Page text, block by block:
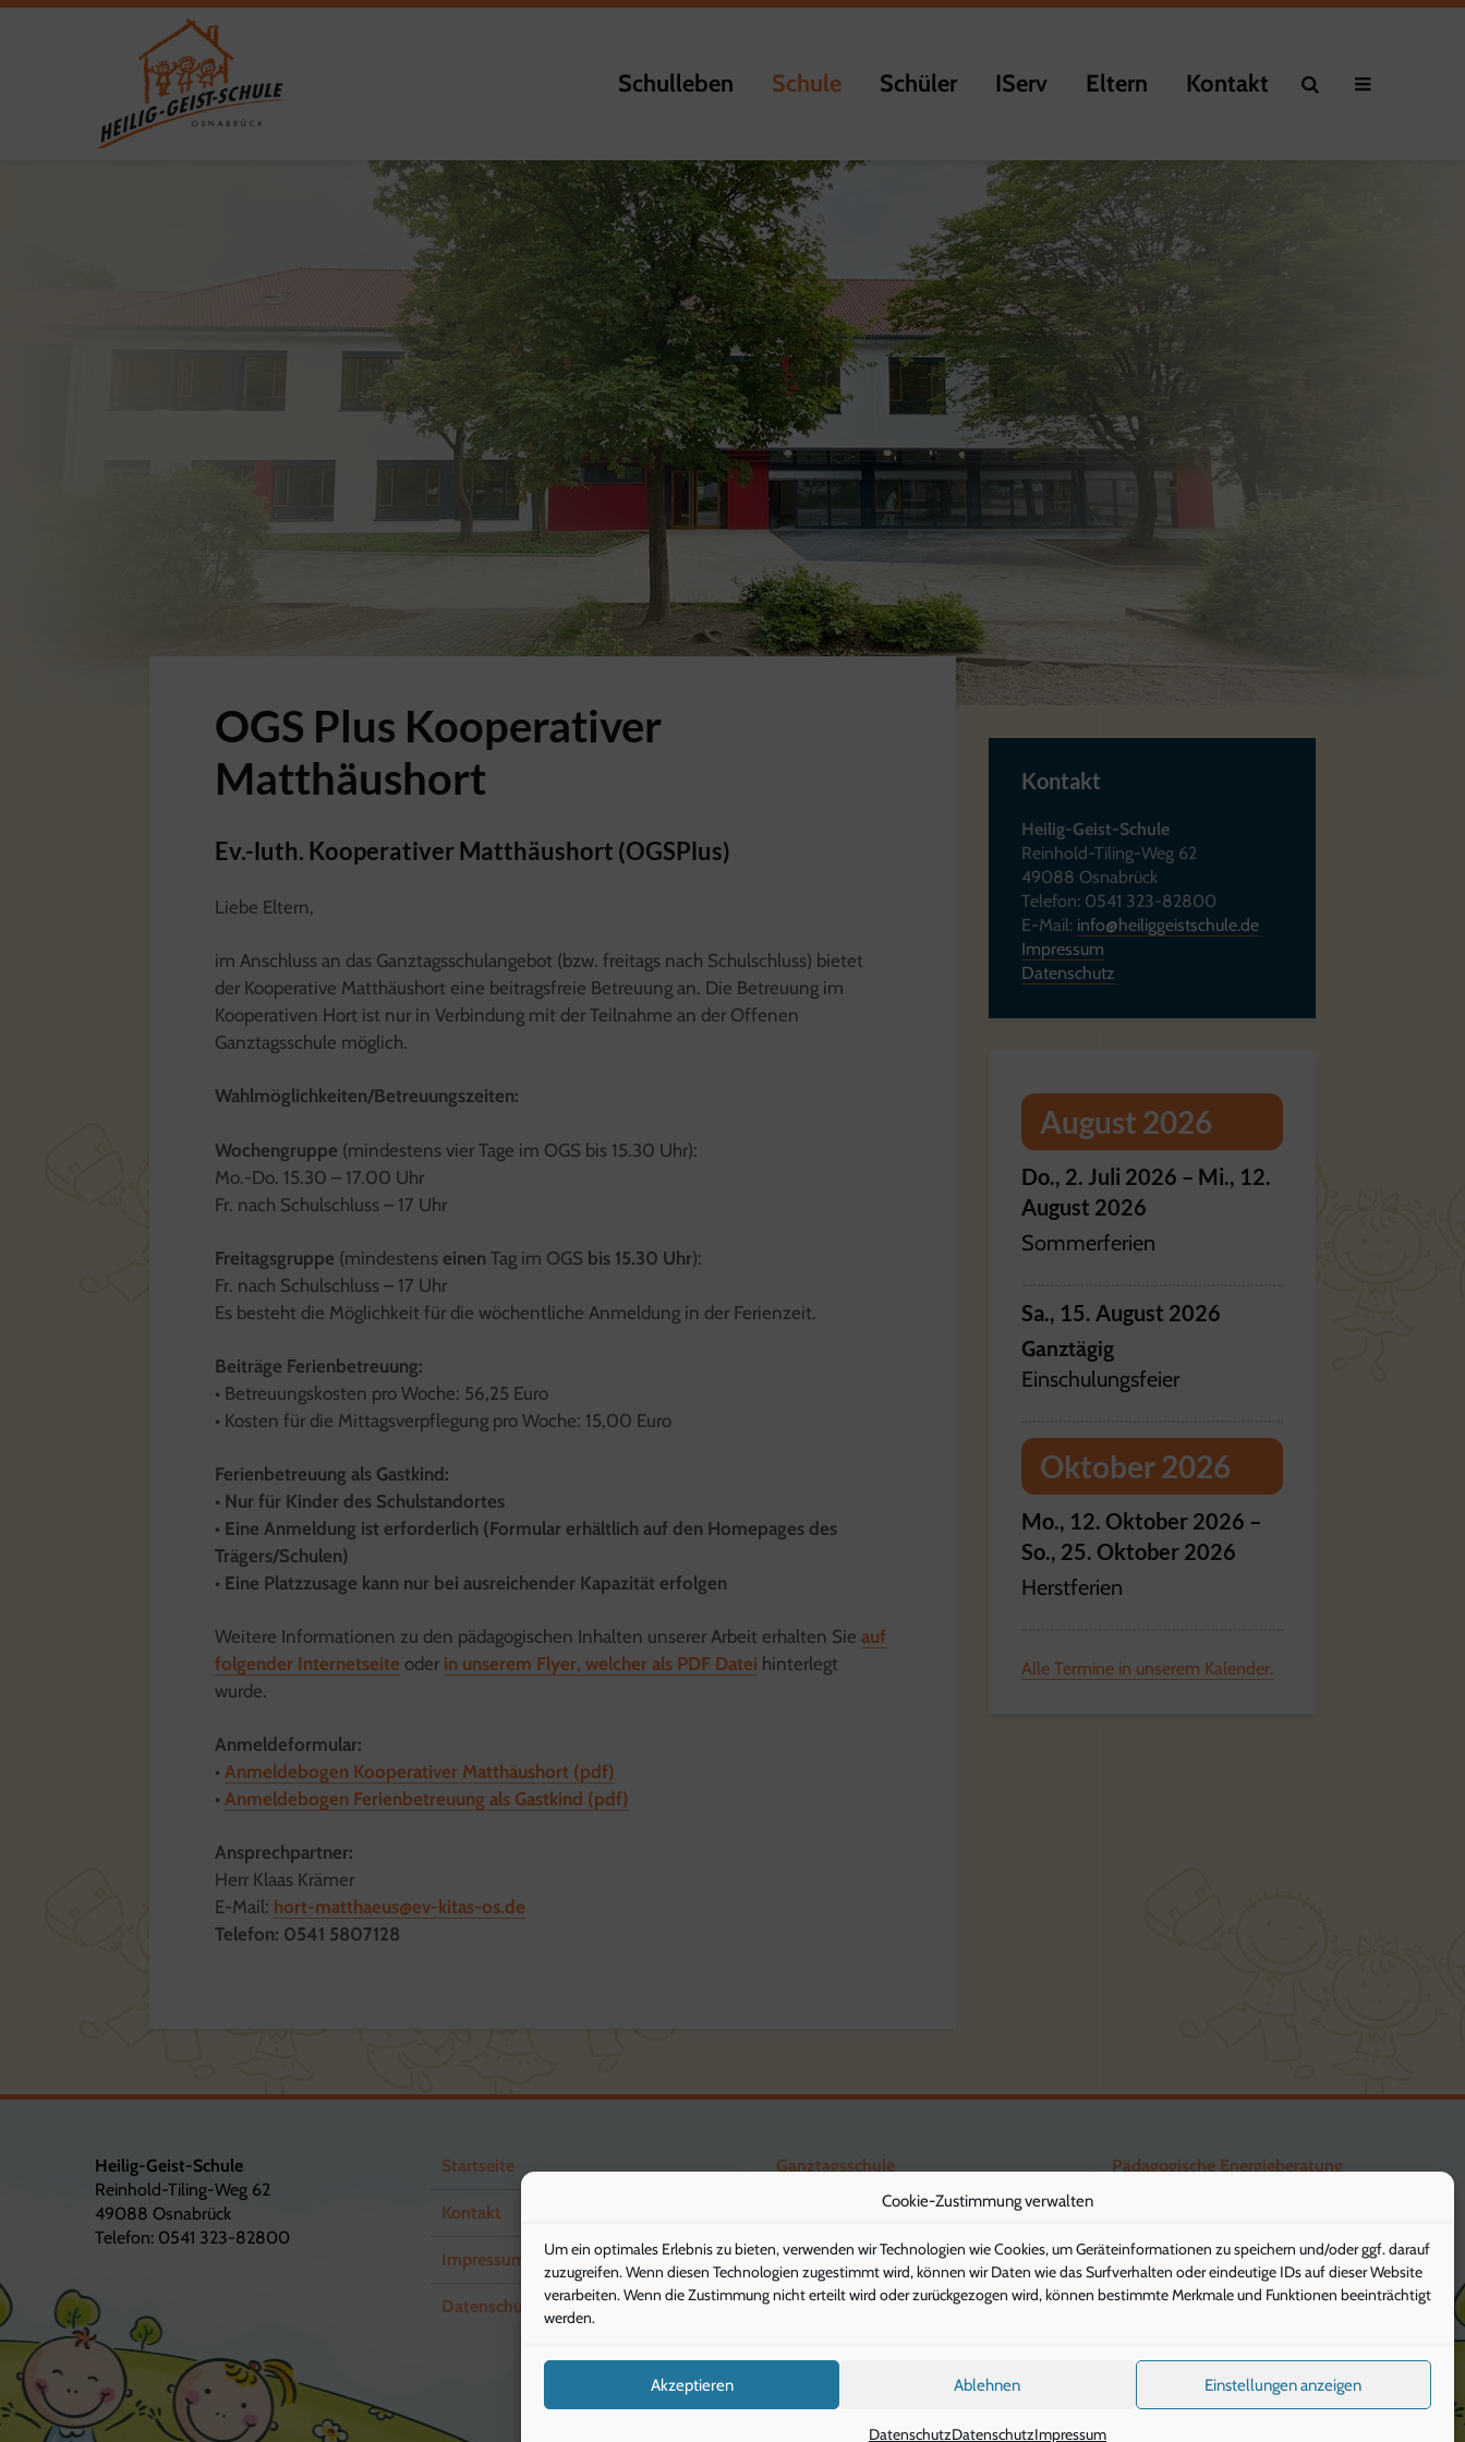
Cookie-Zustimmung verwalten
Um ein optimales Erlebnis zu bieten, verwenden wir Technologien wie Cookies, um Geräteinformationen zu speichern und/oder ggf. darauf
zuzugreifen. Wenn diesen Technologien zugestimmt wird, können wir Daten wie das Surfverhalten oder eindeutige IDs auf dieser Website
verarbeiten. Wenn die Zustimmung nicht erteilt wird oder zurückgezogen wird, können bestimmte Merkmale und Funktionen beeinträchtigt
werden.
Akzeptieren Ablehnen Einstellungen anzeigen
DatenschutzDatenschutzImpressum
Schulleben Schule Schüler IServ Eltern Kontakt
OGS Plus Kooperativer
Matthäushort
Ev.-luth. Kooperativer Matthäushort (OGSPlus)
Liebe Eltern,
im Anschluss an das Ganztagsschulangebot (bzw. freitags nach Schulschluss) bietet
der Kooperative Matthäushort eine beitragsfreie Betreuung an. Die Betreuung im
Kooperativen Hort ist nur in Verbindung mit der Teilnahme an der Offenen
Ganztagsschule möglich.
Wahlmöglichkeiten/Betreuungszeiten:
Wochengruppe (mindestens vier Tage im OGS bis 15.30 Uhr):
Mo.-Do. 15.30 – 17.00 Uhr
Fr. nach Schulschluss – 17 Uhr
Freitagsgruppe (mindestens einen Tag im OGS bis 15.30 Uhr):
Fr. nach Schulschluss – 17 Uhr
Es besteht die Möglichkeit für die wöchentliche Anmeldung in der Ferienzeit.
Beiträge Ferienbetreuung:
• Betreuungskosten pro Woche: 56,25 Euro
• Kosten für die Mittagsverpflegung pro Woche: 15,00 Euro
Ferienbetreuung als Gastkind:
• Nur für Kinder des Schulstandortes
• Eine Anmeldung ist erforderlich (Formular erhältlich auf den Homepages des
Trägers/Schulen)
• Eine Platzzusage kann nur bei ausreichender Kapazität erfolgen
Weitere Informationen zu den pädagogischen Inhalten unserer Arbeit erhalten Sie auf
folgender Internetseite oder in unserem Flyer, welcher als PDF Datei hinterlegt
wurde.
Anmeldeformular:
• Anmeldebogen Kooperativer Matthäushort (pdf)
• Anmeldebogen Ferienbetreuung als Gastkind (pdf)
Ansprechpartner:
Herr Klaas Krämer
E-Mail: hort-matthaeus@ev-kitas-os.de
Telefon: 0541 5807128
Kontakt
Heilig-Geist-Schule
Reinhold-Tiling-Weg 62
49088 Osnabrück
Telefon: 0541 323-82800
E-Mail: info@heiliggeistschule.de
Impressum
Datenschutz
August 2026
Do., 2. Juli 2026 – Mi., 12.
August 2026
Sommerferien
Sa., 15. August 2026
Ganztägig
Einschulungsfeier
Oktober 2026
Mo., 12. Oktober 2026 –
So., 25. Oktober 2026
Herstferien
Alle Termine in unserem Kalender.
Heilig-Geist-Schule
Reinhold-Tiling-Weg 62
49088 Osnabrück
Telefon: 0541 323-82800
Startseite
Kontakt
Impressum
Datenschutz
Ganztagsschule
Schuleingangsstufe
Elternbriefe
Pädagogische Energieberatung
Die Gesunde Stunde
IServ